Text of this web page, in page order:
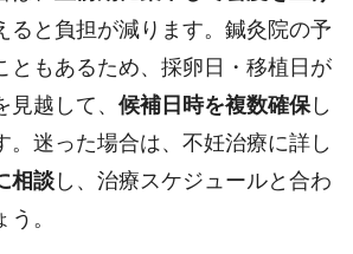
ると負担が減ります。鍼灸院の予
ともあるため、採卵日・移植日が
越して、 候補日時を複数確保 し
。迷った場合は、不妊治療に詳し
相談し、治療スケジュールと合わ
。